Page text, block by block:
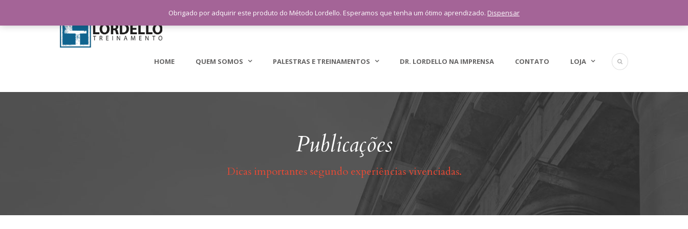
sac@lordellotreinamento.com.br +55 11 9 1398-3091
HOME QUEM SOMOS PALESTRAS E TREINAMENTOS DR. LORDELLO NA IMPRENSA CONTATO LOJA
Publicações
Dicas importantes segundo experiências vivenciadas.
Obrigado por adquirir este produto do Método Lordello. Esperamos que tenha um ótimo aprendizado. Dispensar